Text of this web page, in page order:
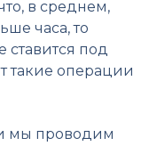
в среднем,
часа, то
ставится под
такие операции
мы проводим